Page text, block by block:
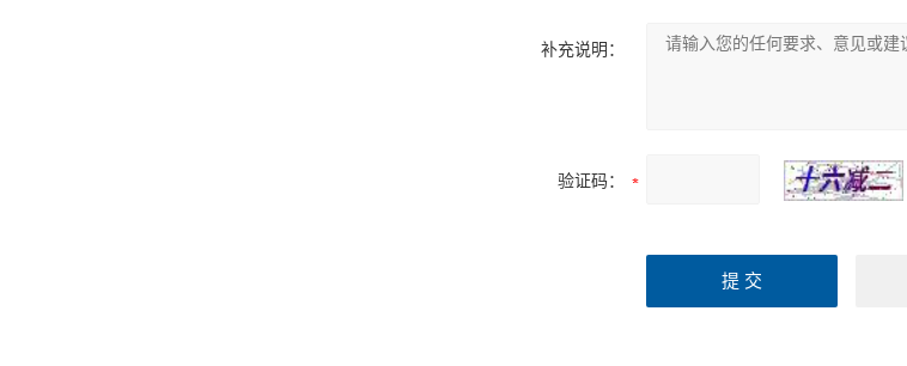
补充说明：
验证码：